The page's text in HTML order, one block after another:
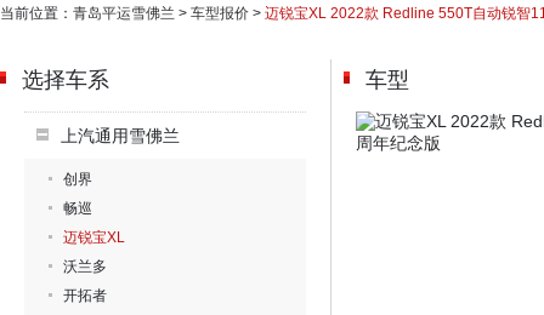
当前位置： 青岛平运雪佛兰 > 车型报价 > 迈锐宝XL 2022款 Redline 550T自动锐智
选择车系
上汽通用雪佛兰
创界
畅巡
迈锐宝XL
沃兰多
开拓者
车型